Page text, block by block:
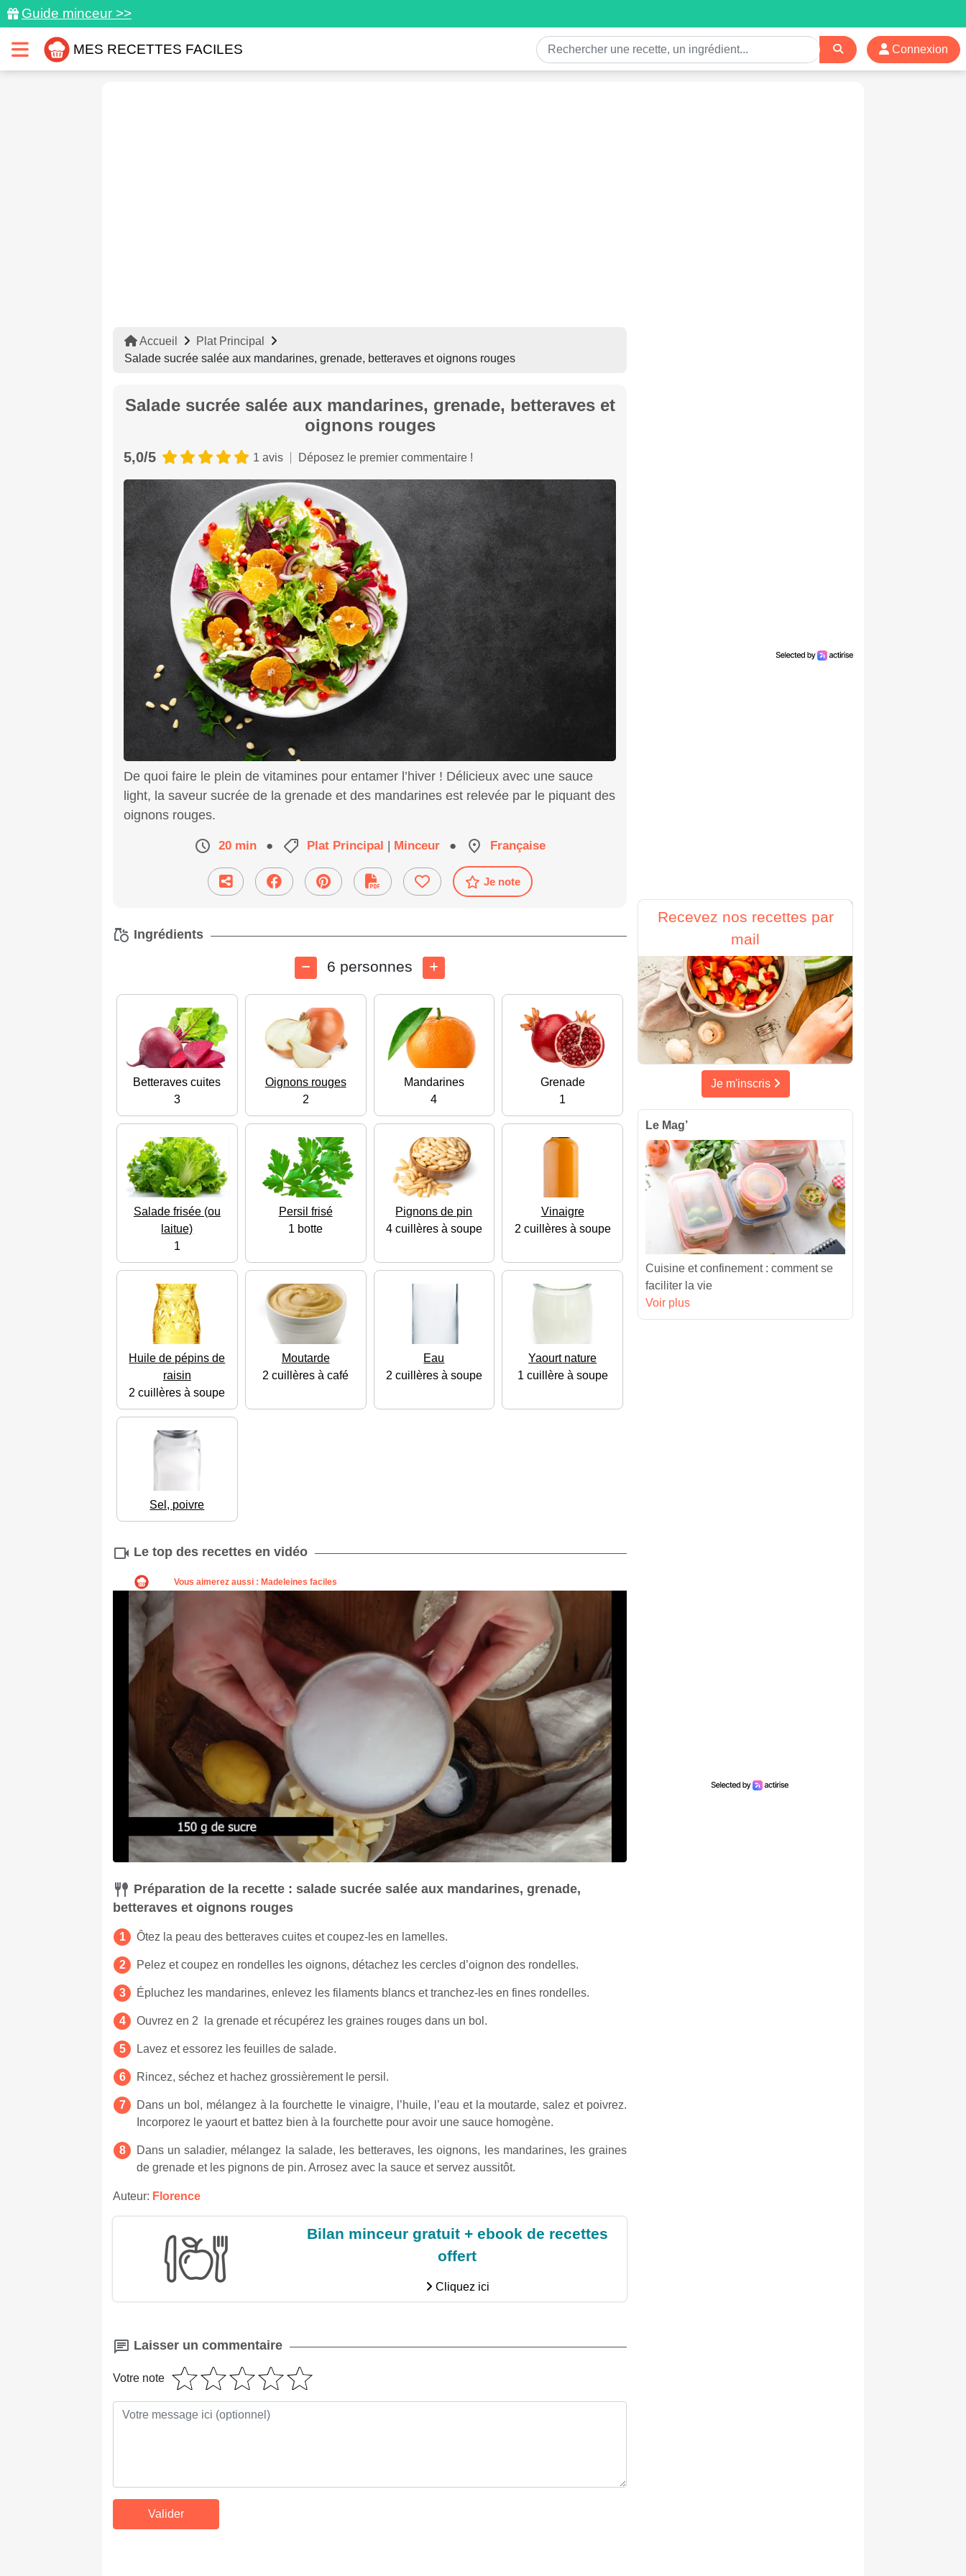
Guide minceur >>
MES RECETTES FACILES Connexion
Accueil
Plat Principal
Salade sucrée salée aux mandarines, grenade, betteraves et oignons rouges
Salade sucrée salée aux mandarines, grenade, betteraves et
oignons rouges
5,0/5 1 avis Déposez le premier commentaire !
De quoi faire le plein de vitamines pour entamer l’hiver ! Délicieux avec une sauce
light, la saveur sucrée de la grenade et des mandarines est relevée par le piquant des
oignons rouges.
20 min ● Plat Principal | Minceur ● Française
Je note
Ingrédients
6 personnes
Betteraves cuites
3
Oignons rouges
2
Mandarines
4
Grenade
1
Salade frisée (ou
laitue)
1
Persil frisé
1 botte
Pignons de pin
4 cuillères à soupe
Vinaigre
2 cuillères à soupe
Huile de pépins de
raisin
2 cuillères à soupe
Moutarde
2 cuillères à café
Eau
2 cuillères à soupe
Yaourt nature
1 cuillère à soupe
Sel, poivre
Le top des recettes en vidéo
Préparation de la recette : salade sucrée salée aux mandarines, grenade,
betteraves et oignons rouges
Ôtez la peau des betteraves cuites et coupez-les en lamelles.
Pelez et coupez en rondelles les oignons, détachez les cercles d’oignon des rondelles.
Épluchez les mandarines, enlevez les filaments blancs et tranchez-les en fines rondelles.
Ouvrez en 2 la grenade et récupérez les graines rouges dans un bol.
Lavez et essorez les feuilles de salade.
Rincez, séchez et hachez grossièrement le persil.
Dans un bol, mélangez à la fourchette le vinaigre, l’huile, l’eau et la moutarde, salez et poivrez.
Incorporez le yaourt et battez bien à la fourchette pour avoir une sauce homogène.
Dans un saladier, mélangez la salade, les betteraves, les oignons, les mandarines, les graines
de grenade et les pignons de pin. Arrosez avec la sauce et servez aussitôt.
Auteur: Florence
Bilan minceur gratuit + ebook de recettes
offert
Cliquez ici
Laisser un commentaire
Votre note
Recevez nos recettes par
mail
Je m'inscris
Le Mag’
Cuisine et confinement : comment se
faciliter la vie
Voir plus